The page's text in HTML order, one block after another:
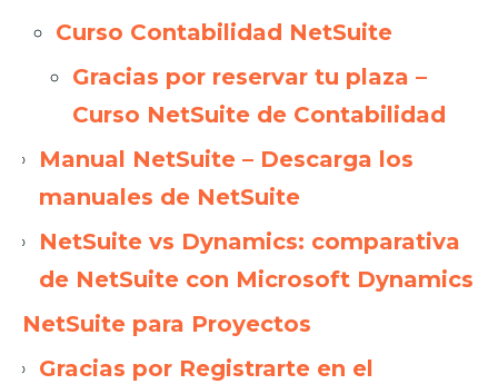
Curso Contabilidad NetSuite
Gracias por reservar tu plaza –
Curso NetSuite de Contabilidad
Manual NetSuite – Descarga los
manuales de NetSuite
NetSuite vs Dynamics: comparativa
de NetSuite con Microsoft Dynamics
NetSuite para Proyectos
Gracias por Registrarte en el